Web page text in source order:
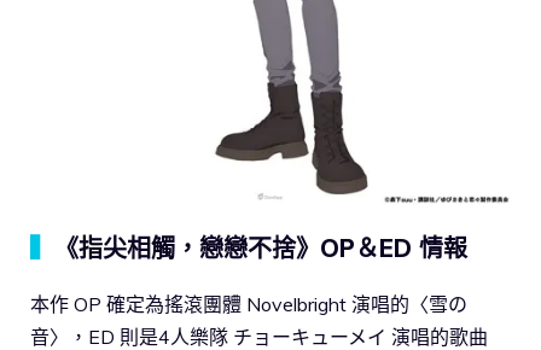
《指尖相觸，戀戀不捨》OP＆ED 情報
本作 OP 確定為搖滾團體 Novelbright 演唱的〈雪の
音〉，ED 則是4人樂隊 チョーキューメイ 演唱的歌曲